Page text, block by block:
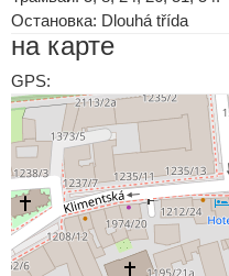
Остановка: Dlouhá třída
на карте
GPS: